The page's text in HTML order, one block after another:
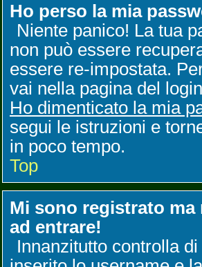
Ho perso la mia
Niente panico! La tua
non può essere
essere re-impostata.
vai nella pagina del
Ho dimenticato la mia
segui le istruzioni e
in poco tempo.
Top
Mi sono registrato ma
ad entrare!
Innanzitutto controlla